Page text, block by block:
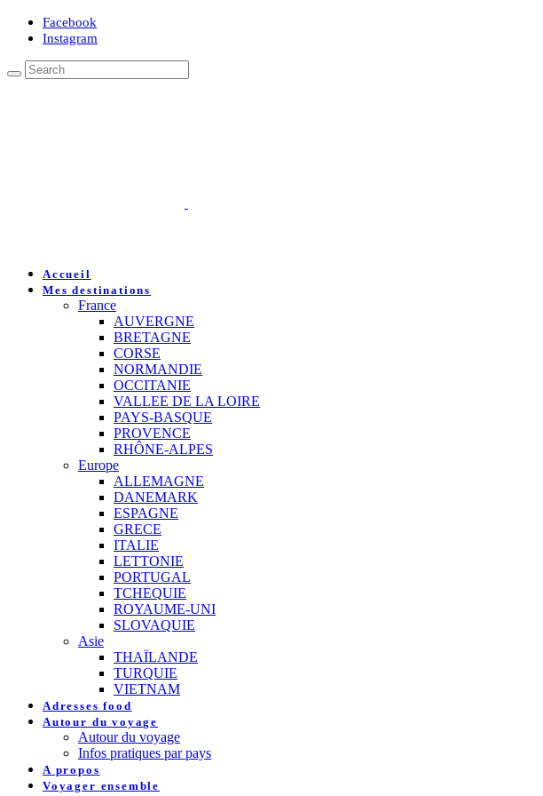
Facebook
Instagram
Accueil
Mes destinations
France
AUVERGNE
BRETAGNE
CORSE
NORMANDIE
OCCITANIE
VALLEE DE LA LOIRE
PAYS-BASQUE
PROVENCE
RHÔNE-ALPES
Europe
ALLEMAGNE
DANEMARK
ESPAGNE
GRECE
ITALIE
LETTONIE
PORTUGAL
TCHEQUIE
ROYAUME-UNI
SLOVAQUIE
Asie
THAÏLANDE
TURQUIE
VIETNAM
Adresses food
Autour du voyage
Autour du voyage
Infos pratiques par pays
A propos
Voyager ensemble